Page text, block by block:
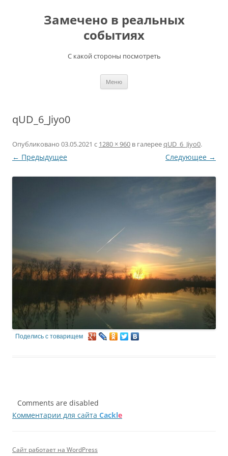
содержимомуЗамечено в реальных
событиях
С какой стороны посмотреть
Меню
qUD_6_Jiyo0
Опубликовано 03.05.2021 с 1280 × 960 в галерееqUD_6_Jiyo0.
← Предыдущее Следующее →
Поделись с товарищем
Comments are disabled
Комментарии для сайта Cackle
Сайт работает на WordPress